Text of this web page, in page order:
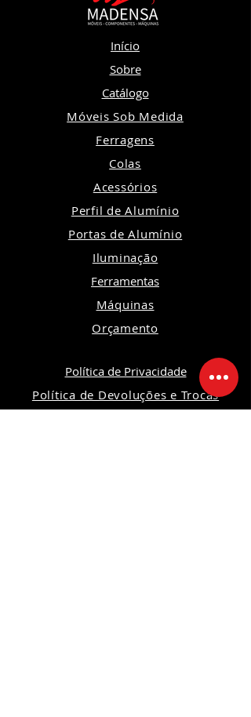
Início
Sobre
Catálogo
Móveis Sob Medida
Ferragens
Colas
Acessórios
Perfil de Alumínio
Portas de Alumínio
Iluminação
Ferramentas
Máquinas
Orçamento
Política de Privacidade
Política de Devoluções e Trocas